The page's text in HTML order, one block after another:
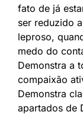
fato de já
ser reduzido
leproso,
medo do
Demonstra a
compaixão
Demonstra
apartados de